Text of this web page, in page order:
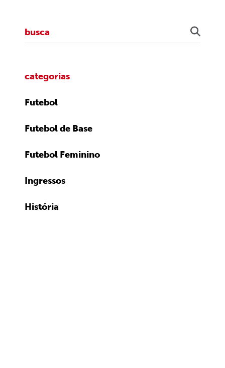
categorias
Futebol
Futebol de Base
Futebol Feminino
Ingressos
História